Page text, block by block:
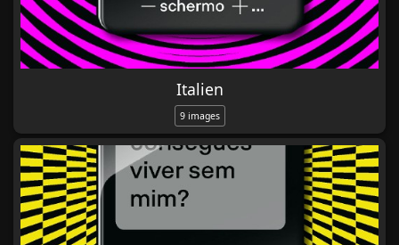
Italien
9 images